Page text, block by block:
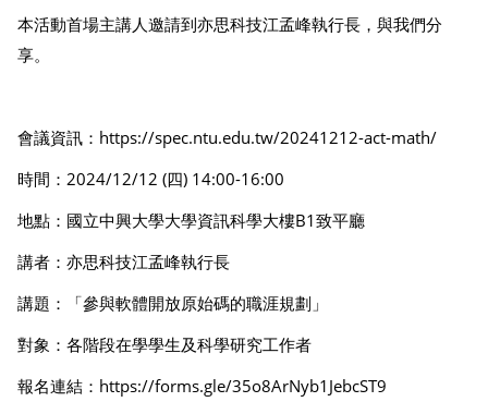
本活動首場主講人邀請到亦思科技江孟峰執行長，與我們分
享。
會議資訊： https://spec.ntu.edu.tw/20241212-act-math/
時間：2024/12/12 (四) 14:00-16:00
地點：國立中興大學大學資訊科學大樓B1致平廳
講者：亦思科技江孟峰執行長
講題：「參與軟體開放原始碼的職涯規劃」
對象：各階段在學學生及科學研究工作者
報名連結： https://forms.gle/35o8ArNyb1JebcST9